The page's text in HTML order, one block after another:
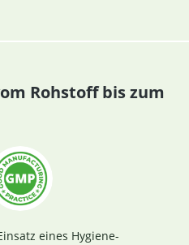
Rohstoff bis zum
eines Hygiene-